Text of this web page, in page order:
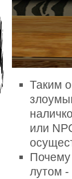
Таким
или
лутом -